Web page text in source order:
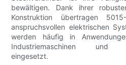
bewältigen. Dank ihrer
Konstruktion übertragen
anspruchsvollen elektrischen
werden häufig in
Industriemaschinen und
eingesetzt.